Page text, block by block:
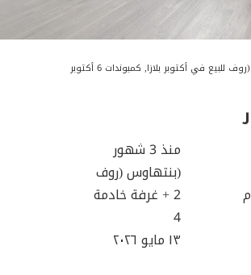
للبيع في أكتوبر بلازا, كمبوندات 6 أكتوبر
منذ 3 شهور
(بنتهاوس (روف
2+ غرفة خادمة
4
١٣ مايو ٢٠٢٦